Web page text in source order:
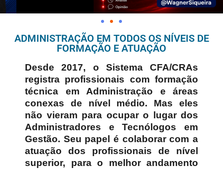
ADMINISTRAÇÃO EM TODOS OS NÍVEIS DE
FORMAÇÃO E ATUAÇÃO
Desde 2017, o Sistema CFA/CRAs
registra profissionais com formação
técnica em Administração e áreas
conexas de nível médio. Mas eles
não vieram para ocupar o lugar dos
Administradores e Tecnólogos em
Gestão. Seu papel é colaborar com a
atuação dos profissionais de nível
superior, para o melhor andamento